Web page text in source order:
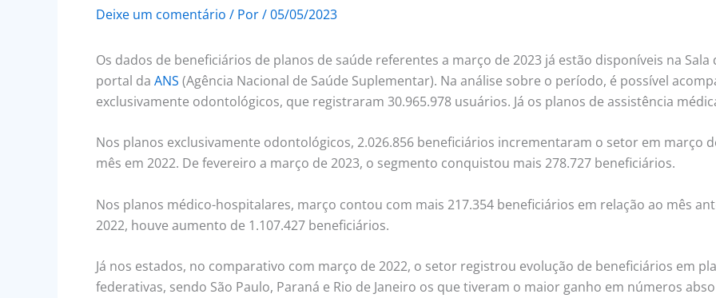
Deixe um comentário / Por/05/05/2023
Os dados de beneficiários de planos de saúde referentes a março de 2023 já estão disponíveis na
portal da ANS (Agência Nacional de Saúde Suplementar). Na análise sobre o período, é possível
exclusivamente odontológicos, que registraram 30.965.978 usuários. Já os planos de assistência
Nos planos exclusivamente odontológicos, 2.026.856 beneficiários incrementaram o setor em março
mês em 2022. De fevereiro a março de 2023, o segmento conquistou mais 278.727 beneficiários.
Nos planos médico-hospitalares, março contou com mais 217.354 beneficiários em relação ao mês
2022, houve aumento de 1.107.427 beneficiários.
Já nos estados, no comparativo com março de 2022, o setor registrou evolução de beneficiários em
federativas, sendo São Paulo, Paraná e Rio de Janeiro os que tiveram o maior ganho em números